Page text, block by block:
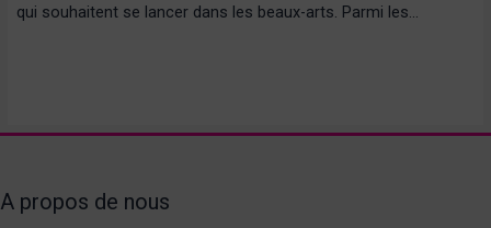
qui souhaitent se lancer dans les beaux-arts. Parmi les…
A propos de nous